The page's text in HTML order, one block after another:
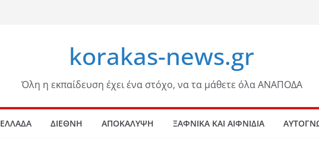
korakas-news.gr
Όλη η εκπαίδευση έχει ένα στόχο, να τα μάθετε όλα ΑΝΑΠΟΔΑ
ΕΛΛΑΔΑ ΔΙΕΘΝΗ ΑΠΟΚΑΛΥΨΗ ΞΑΦΝΙΚΑ ΚΑΙ ΑΙΦΝΙΔΙΑ